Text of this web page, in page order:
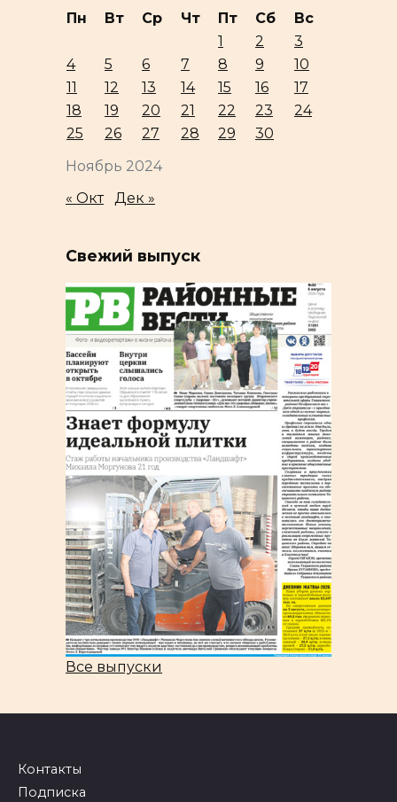
Ноябрь 2024
Пн Вт Ср Чт Пт Сб
Вс
1
2
3
4
5 6 7 8 9
10
11
12 13 14 15 16
17
18
19 20 21 22 23
24
25
26 27 28 29 30
« Окт Дек »
Свежий выпуск
Все выпуски
Контакты
Подписка